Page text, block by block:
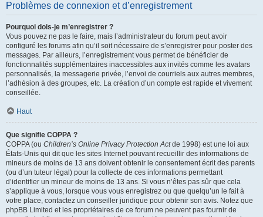
Problèmes de connexion et d’enregistrement
Pourquoi dois-je m’enregistrer ?
Vous pouvez ne pas le faire, mais l’administrateur du forum peut avoir
configuré les forums afin qu’il soit nécessaire de s’enregistrer pour poster des
messages. Par ailleurs, l’enregistrement vous permet de bénéficier de
fonctionnalités supplémentaires inaccessibles aux invités comme les avatars
personnalisés, la messagerie privée, l’envoi de courriels aux autres membres,
l’adhésion à des groupes, etc. La création d’un compte est rapide et vivement
conseillée.
Haut
Que signifie COPPA ?
COPPA (ou Children’s Online Privacy Protection Actde 1998) est une loi aux
États-Unis qui dit que les sites Internet pouvant recueillir des informations de
mineurs de moins de 13 ans doivent obtenir le consentement écrit des parents
(ou d’un tuteur légal) pour la collecte de ces informations permettant
d’identifier un mineur de moins de 13 ans. Si vous n’êtes pas sûr que cela
s’applique à vous, lorsque vous vous enregistrez ou que quelqu’un le fait à
votre place, contactez un conseiller juridique pour obtenir son avis. Notez que
phpBB Limited et les propriétaires de ce forum ne peuvent pas fournir de